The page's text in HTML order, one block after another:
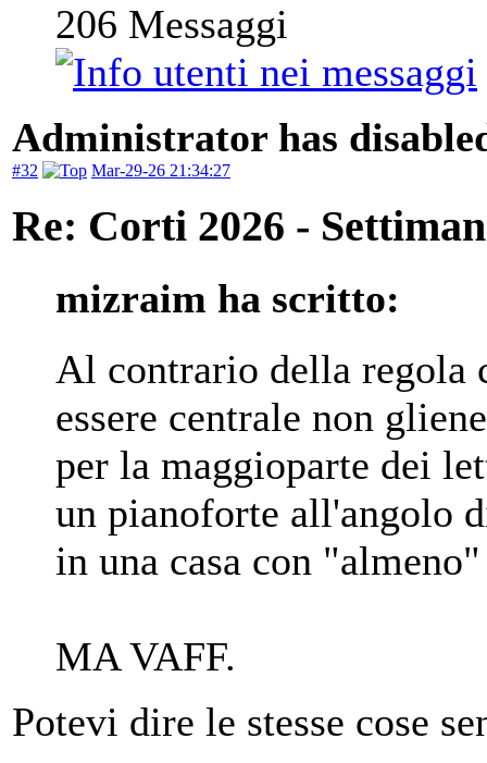
206 Messaggi
Administrator has
#32 Mar-29-26 21:34:27
Re: Corti 2026 -
mizraim ha scritto:
Al contrario della regola
essere centrale non
per la maggioparte dei
un pianoforte all'angolo
in una casa con
MA VAFF.
Potevi dire le stesse cose